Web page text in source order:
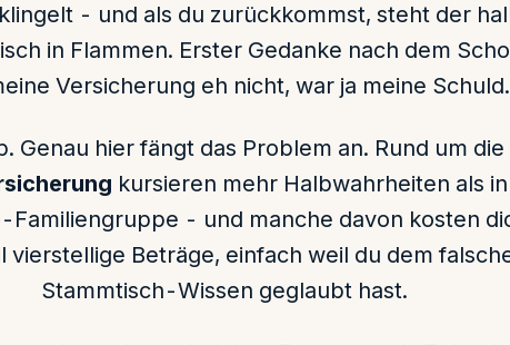
- und als du zurückkommst, steht der
in Flammen. Erster Gedanke nach dem
Versicherung eh nicht, war ja meine
Genau hier fängt das Problem an. Rund um die
kursieren mehr Halbwahrheiten als
Familiengruppe - und manche davon kosten
vierstellige Beträge, einfach weil du dem
Stammtisch-Wissen geglaubt hast.